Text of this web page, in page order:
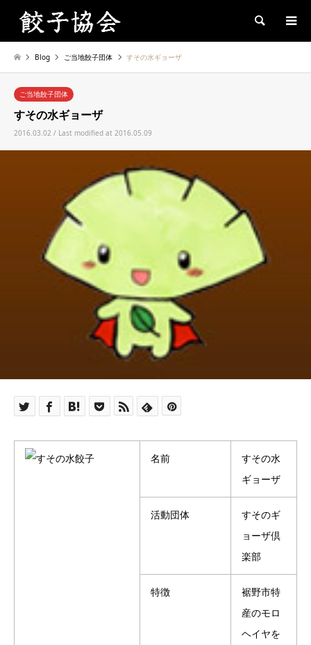
Search
Blog ご当地餃子団体 すその水ギョーザ
ご当地餃子団体
すその水ギョーザ
2016.03.02 / Last modified at 2016.05.09
名前
すその水
ギョーザ
活動団体
すそのギ
ョーザ倶
楽部
特徴
裾野市特
産のモロ
ヘイヤを